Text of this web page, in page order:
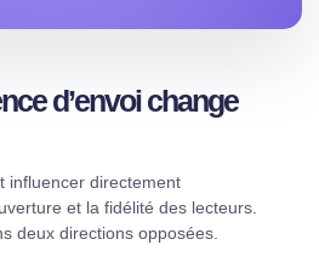
d’envoi change
influencer directement
et la fidélité des lecteurs.
deux directions opposées.